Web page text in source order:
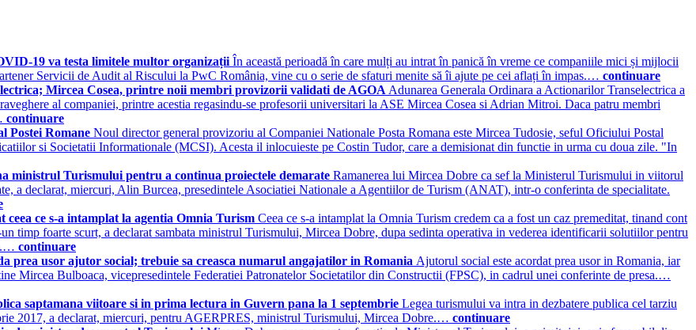
19 va testa limitele multor organizații În această perioadă în care mulți au intrat în panică în vreme ce companiile mici și mijlocii
Servicii de Audit al Riscului la PwC România, vine cu o serie de sfaturi menite să îi ajute pe cei aflați în impas.… continuare
Mircea Cosea, printre noii membri provizorii validati de AGOA Adunarea Generala Ordinara a Actionarilor Transelectrica a
al companiei, printre acestia regasindu-se profesorii universitari la ASE Mircea Cosea si Adrian Mitroi. Daca patru membri
continuare
Postei Romane Noul director general provizoriu al Companiei Nationale Posta Romana este Mircea Tudosie, seful Oficiului Postal
si Societatii Informationale (MCSI). Acesta il inlocuieste pe Costin Tudor, care a demisionat din functie in urma cu doua zile. "In
ministrul Turismului pentru a continua proiectele demarate Ramanerea lui Mircea Dobre ca sef la Ministerul Turismului in viitorul
a declarat, miercuri, Alin Burcea, presedintele Asociatiei Nationale a Agentiilor de Turism (ANAT), intr-o conferinta de specialitate.
ce s-a intamplat la agentia Omnia Turism Ceea ce s-a intamplat la Omnia Turism credem ca a fost un caz premeditat, tinand cont
timp foarte scurt, a declarat sambata ministrul Turismului, Mircea Dobre, dupa sedinta operativa in vederea identificarii solutiilor pentru
continuare
prea usor ajutor social; trebuie sa creasca numarul angajatilor in Romania Ajutorul social este acordat prea usor in Romania, iar
Mircea Bulboaca, vicepresedintele Federatiei Patronatelor Societatilor din Constructii (FPSC), in cadrul unei conferinte de presa.…
saptamana viitoare si in prima lectura in Guvern pana la 1 septembrie Legea turismului va intra in dezbatere publica cel tarziu
2017, a declarat, miercuri, pentru AGERPRES, ministrul Turismului, Mircea Dobre.… continuare